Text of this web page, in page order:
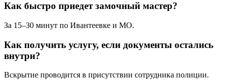
Как быстро приедет замочный мастер?
За 15–30 минут по Ивантеевке и МО.
Как получить услугу, если документы остались
внутри?
Вскрытие проводится в присутствии сотрудника полиции.